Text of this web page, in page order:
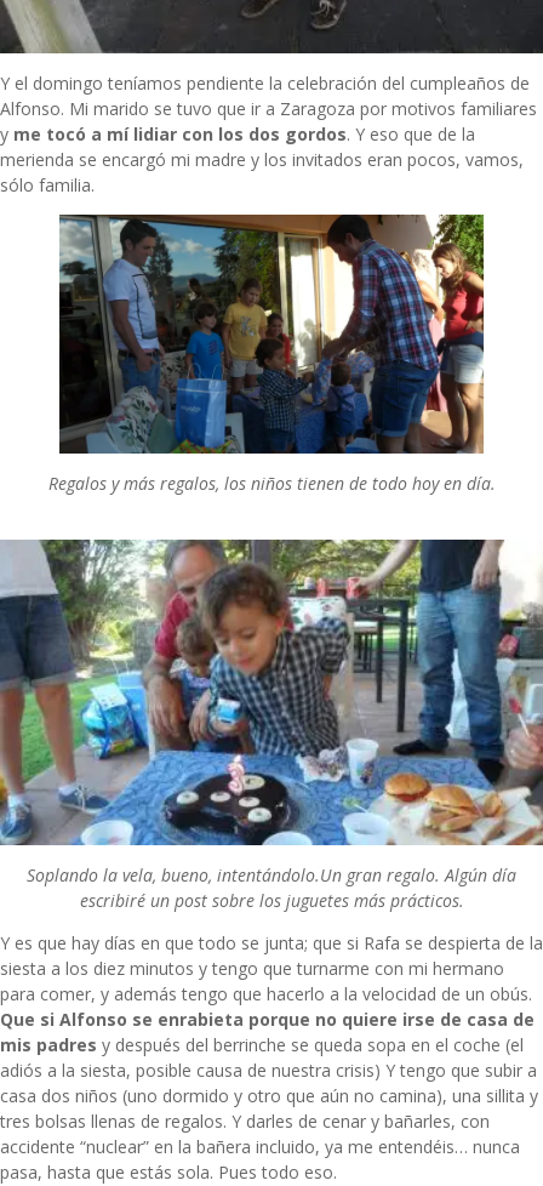
Y el domingo teníamos pendiente la celebración del cumpleaños de
Alfonso. Mi marido se tuvo que ir a Zaragoza por motivos familiares
y me tocó a mí lidiar con los dos gordos. Y eso que de la
merienda se encargó mi madre y los invitados eran pocos, vamos,
sólo familia.
Regalos y más regalos, los niños tienen de todo hoy en día.
Soplando la vela, bueno, intentándolo.Un gran regalo. Algún día
escribiré un post sobre los juguetes más prácticos.
Y es que hay días en que todo se junta; que si Rafa se despierta de la
siesta a los diez minutos y tengo que turnarme con mi hermano
para comer, y además tengo que hacerlo a la velocidad de un obús.
Que si Alfonso se enrabieta porque no quiere irse de casa de
mis padres y después del berrinche se queda sopa en el coche (el
adiós a la siesta, posible causa de nuestra crisis) Y tengo que subir a
casa dos niños (uno dormido y otro que aún no camina), una sillita y
tres bolsas llenas de regalos. Y darles de cenar y bañarles, con
accidente “nuclear” en la bañera incluido, ya me entendéis… nunca
pasa, hasta que estás sola. Pues todo eso.